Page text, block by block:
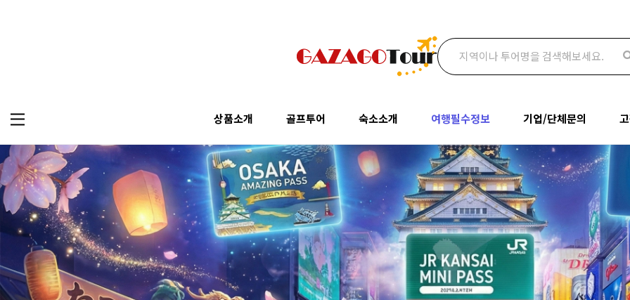
가자고 투어 추천
픽업&샌딩
걸어서 투어
상품소개
오사카 투어
교토투어
나라투어
고베투어
와카야마투어
골프투어
골프투어
숙소소개
오사카
교토
나라
고베
와카야마
여행필수정보
여행필수정보
맛집추천
관광명소
추천투어/상품
검색어
상품소개
오사카 투어
교토투어
나라투어
고베투어
와카야마투어
골프투어
골프투어
골프명소
숙소소개
오사카
교토
나라
고베
와카야마
여행필수정보
여행필수정보
맛집추천
관광명소
추천투어/상품
기업/단체문의
기업/단체문의
통역문의
박람회문의